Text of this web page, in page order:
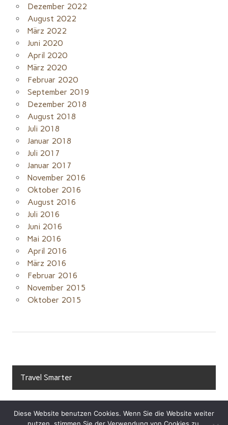
Dezember 2022
August 2022
März 2022
Juni 2020
April 2020
März 2020
Februar 2020
September 2019
Dezember 2018
August 2018
Juli 2018
Januar 2018
Juli 2017
Januar 2017
November 2016
Oktober 2016
August 2016
Juli 2016
Juni 2016
Mai 2016
April 2016
März 2016
Februar 2016
November 2015
Oktober 2015
Travel Smarter
Diese Website benutzen Cookies. Wenn Sie die Website weiter